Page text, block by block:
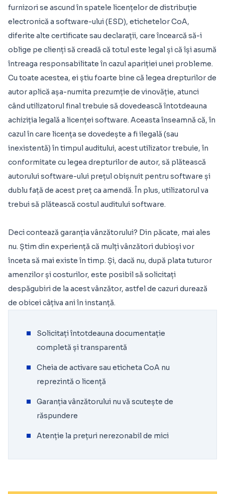
furnizori se ascund în spatele licențelor de distribuție
electronică a software-ului (ESD), etichetelor CoA,
diferite alte certificate sau declarații, care încearcă să-i
oblige pe clienți să creadă că totul este legal și că își asumă
întreaga responsabilitate în cazul apariției unei probleme.
Cu toate acestea, ei știu foarte bine că legea drepturilor de
autor aplică așa-numita prezumție de vinovăție, atunci
când utilizatorul final trebuie să dovedească întotdeauna
achiziția legală a licenței software. Aceasta înseamnă că, în
cazul în care licența se dovedește a fi ilegală (sau
inexistentă) în timpul auditului, acest utilizator trebuie, în
conformitate cu legea drepturilor de autor, să plătească
autorului software-ului prețul obișnuit pentru software și
dublu față de acest preț ca amendă. În plus, utilizatorul va
trebui să plătească costul auditului software.
Deci contează garanția vânzătorului? Din păcate, mai ales
nu. Știm din experiență că mulți vânzători dubioși vor
înceta să mai existe în timp. Și, dacă nu, după plata tuturor
amenzilor și costurilor, este posibil să solicitați
despăgubiri de la acest vânzător, astfel de cazuri durează
de obicei câțiva ani în instanță.
Solicitați întotdeauna documentație
completă și transparentă
Cheia de activare sau eticheta CoA nu
reprezintă o licență
Garanția vânzătorului nu vă scutește de
răspundere
Atenție la prețuri nerezonabil de mici